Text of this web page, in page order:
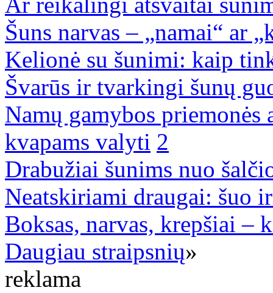
Šuns narvas – „namai“ ar
Kelionė su šunimi: kaip
Švarūs ir tvarkingi šunų
Namų gamybos
kvapams valyti 2
Drabužiai šunims nuo
Neatskiriami draugai: šuo
Boksas, narvas, krepšiai
Daugiau straipsnių»
reklama